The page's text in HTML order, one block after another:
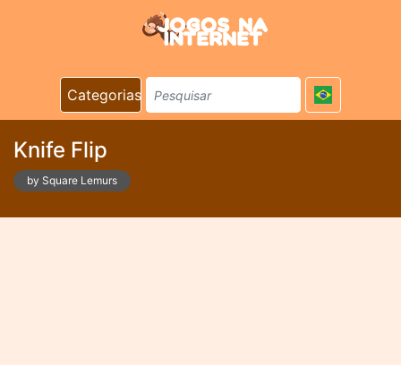
Categorias
Knife Flip
by Square Lemurs